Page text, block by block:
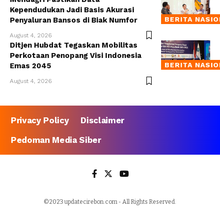
BERITA
Kependudukan Jadi Basis Akurasi
Penyaluran Bansos di Biak Numfor
August 4, 2026
BERITA
Ditjen Hubdat Tegaskan Mobilitas
Perkotaan Penopang Visi Indonesia
Emas 2045
August 4, 2026
Privacy Policy
Disclaimer
Pedoman Media Siber
©2023 updatecirebon.com - All Rights Reserved.